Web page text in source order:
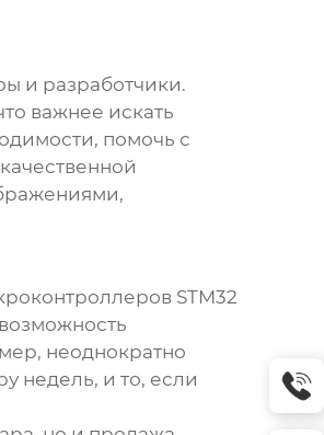
и разработчики.
важнее искать
помочь с
STM32
неоднократно
недель, и то, если